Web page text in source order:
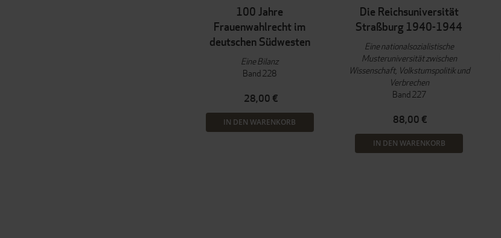
100 Jahre
Frauenwahlrecht im
deutschen Südwesten
Eine Bilanz
Band 228
28,00 €
IN DEN WARENKORB
Die Reichsuniversität
Straßburg 1940-1944
Eine nationalsozialistische
Musteruniversität zwischen
Wissenschaft, Volkstumspolitik und
Verbrechen
Band 227
88,00 €
IN DEN WARENKORB